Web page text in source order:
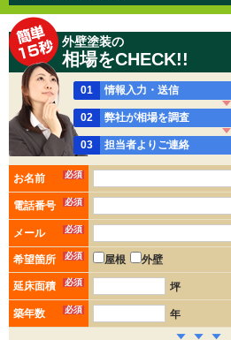
外壁塗装の
相場をCHECK!!
01 情報入力・送信
02 弊社が相場を調査
03 担当者よりご連絡
お名前 必須
電話番号 必須
メール 必須
希望箇所 必須 屋根 外壁
延床面積 必須 坪
築年数 必須 年